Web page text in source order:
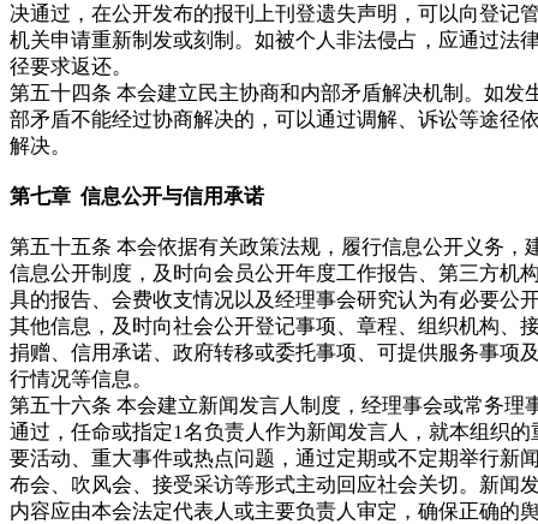
决通过，在公开发布的报刊上刊登遗失声明，可以向登记
机关申请重新制发或刻制。如被个人非法侵占，应通过法
径要求返还。
第五十四条 本会建立民主协商和内部矛盾解决机制。如发
部矛盾不能经过协商解决的，可以通过调解、诉讼等途径
解决。
第七章 信息公开与信用承诺
第五十五条 本会依据有关政策法规，履行信息公开义务，
信息公开制度，及时向会员公开年度工作报告、第三方机
具的报告、会费收支情况以及经理事会研究认为有必要公
其他信息，及时向社会公开登记事项、章程、组织机构、
捐赠、信用承诺、政府转移或委托事项、可提供服务事项
行情况等信息。
第五十六条 本会建立新闻发言人制度，经理事会或常务理
通过，任命或指定1名负责人作为新闻发言人，就本组织的
要活动、重大事件或热点问题，通过定期或不定期举行新
布会、吹风会、接受采访等形式主动回应社会关切。新闻
内容应由本会法定代表人或主要负责人审定，确保正确的